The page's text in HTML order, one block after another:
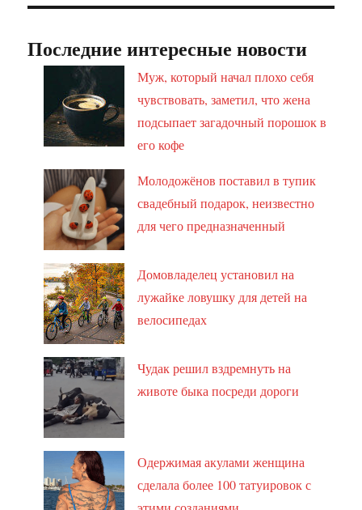
Последние интересные новости
Муж, который начал плохо себя
чувствовать, заметил, что жена
подсыпает загадочный порошок в
его кофе
Молодожёнов поставил в тупик
свадебный подарок, неизвестно
для чего предназначенный
Домовладелец установил на
лужайке ловушку для детей на
велосипедах
Чудак решил вздремнуть на
животе быка посреди дороги
Одержимая акулами женщина
сделала более 100 татуировок с